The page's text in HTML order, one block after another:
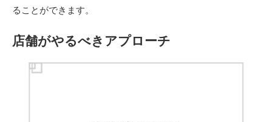
ることができます。
店舗がやるべきアプローチ